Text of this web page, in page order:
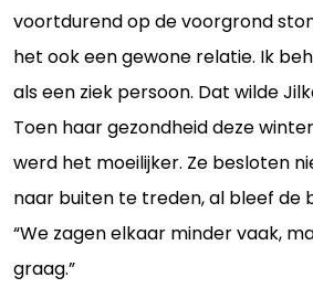
voortdurend op de voorgrond
het ook een gewone relatie. Ik
als een ziek persoon. Dat wilde
Toen haar gezondheid deze
werd het moeilijker. Ze besloten
naar buiten te treden, al bleef de
“We zagen elkaar minder vaak,
graag.”